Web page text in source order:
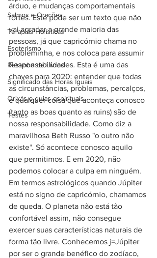
Salmos e Orações
Terapias Holísticas
Esoterismo
Resenha de Livros
Significado das Horas Iguais
Orixás e guias espirituais
Testes
árduo, e mudanças comportamentais
fortes. Este pode ser um texto que não
vai agradar a grande maioria das
pessoas, já que capricórnio chama no
probleminha, e nos coloca para assumir
Responsabilidades. Esta é uma das
chaves para 2020: entender que todas
as circunstâncias, problemas, percalços,
e qualquer coisa que aconteça conosco
(tanto as boas quanto as ruins) são de
nossa responsabilidade. Como diz a
maravilhosa Beth Russo "o outro não
existe". Só acontece conosco aquilo
que permitimos. E em 2020, não
podemos colocar a culpa em ninguém.
Em termos astrológicos quando Júpiter
está no signo de capricórnio, chamamos
de queda. O planeta não está tão
confortável assim, não consegue
exercer suas características naturais de
forma tão livre. Conhecemos j=Júpiter
por ser o grande benéfico do zodíaco,